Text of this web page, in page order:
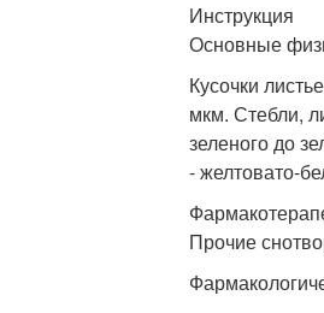
Инструкция
Основные
Кусочки
мкм. Стебли,
зеленого до
- желтовато-
Прочие